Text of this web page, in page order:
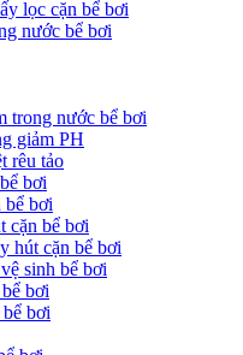
lọc cặn bể bơi
nước bể bơi
trong nước bể bơi
giảm PH
rêu tảo
bơi
bể bơi
cặn bể bơi
hút cặn bể bơi
sinh bể bơi
bơi
bơi